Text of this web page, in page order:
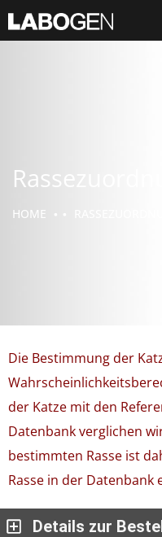
HOME
Die Bestimmung der
der Katze mit den
Datenbank verglichen
bestimmten Rasse ist
Rasse in der Datenbank
Details zur